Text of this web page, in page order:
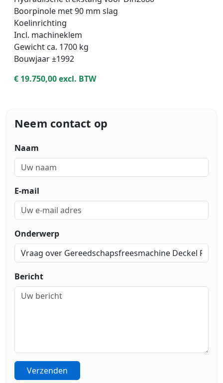
Boorpinole met 90 mm slag
Koelinrichting
Incl. machineklem
Gewicht ca. 1700 kg
Bouwjaar ±1992
€ 19.750,00 excl. BTW
Neem contact op
Naam
E-mail
Onderwerp
Bericht
Verzenden